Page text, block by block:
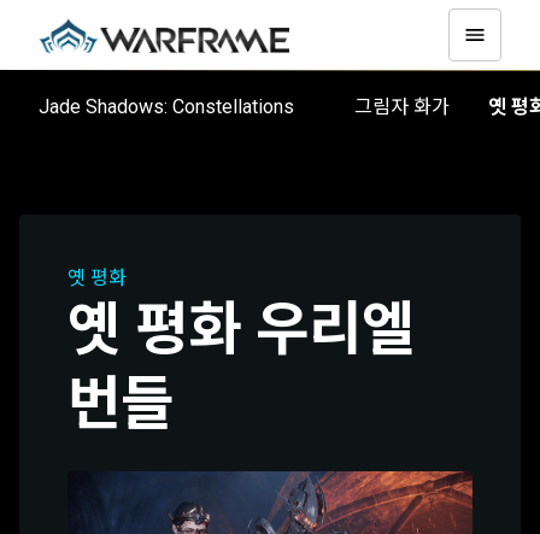
Jade Shadows: Constellations 그림자 화가 옛 평
옛 평화
옛 평화 우리엘
번들